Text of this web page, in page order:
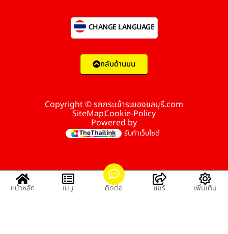
Copyright © รถกระเช้าระยองชลบุรี.com
SiteMapCookie-Policy
Powered by
รับทำเว็บไซต์
CHANGE LANGUAGE
กลับด้านบน
หน้าหลัก เมนู ติดต่อ แชร์ เพิ่มเติม